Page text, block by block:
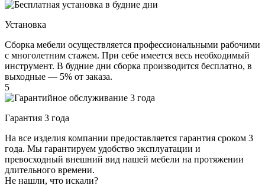
Установка
Сборка мебели осуществляется профессиональными рабочими
с многолетним стажем. При себе имеется весь необходимый
инструмент. В будние дни сборка производится бесплатно, в
выходные — 5% от заказа.
5
Гарантия 3 года
На все изделия компании предоставляется гарантия сроком 3
года. Мы гарантируем удобство эксплуатации и
превосходный внешний вид нашей мебели на протяжении
длительного времени.
Не нашли, что искали?